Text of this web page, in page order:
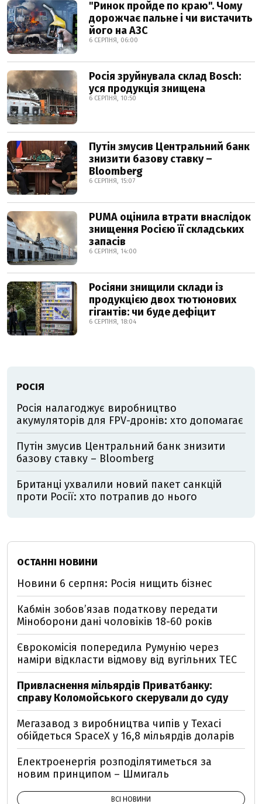
"Ринок пройде по краю". Чому
дорожчає пальне і чи вистачить
його на АЗС
6 СЕРПНЯ, 06:00
Росія зруйнувала склад Bosch:
уся продукція знищена
6 СЕРПНЯ, 10:50
Путін змусив Центральний банк
знизити базову ставку –
Bloomberg
6 СЕРПНЯ, 15:07
PUMA оцінила втрати внаслідок
знищення Росією її складських
запасів
6 СЕРПНЯ, 14:00
Росіяни знищили склади із
продукцією двох тютюнових
гігантів: чи буде дефіцит
6 СЕРПНЯ, 18:04
РОСІЯ
Росія налагоджує виробництво
акумуляторів для FPV-дронів: хто допомагає
Путін змусив Центральний банк знизити
базову ставку – Bloomberg
Британці ухвалили новий пакет санкцій
проти Росії: хто потрапив до нього
ОСТАННІ НОВИНИ
Новини 6 серпня: Росія нищить бізнес
Кабмін зобовʼязав податкову передати
Міноборони дані чоловіків 18-60 років
Єврокомісія попередила Румунію через
наміри відкласти відмову від вугільних ТЕС
Привласнення мільярдів Приватбанку:
справу Коломойського скерували до суду
Мегазавод з виробництва чипів у Техасі
обійдеться SpaceX у 16,8 мільярдів доларів
Електроенергія розподілятиметься за
новим принципом – Шмигаль
ВСІ НОВИНИ